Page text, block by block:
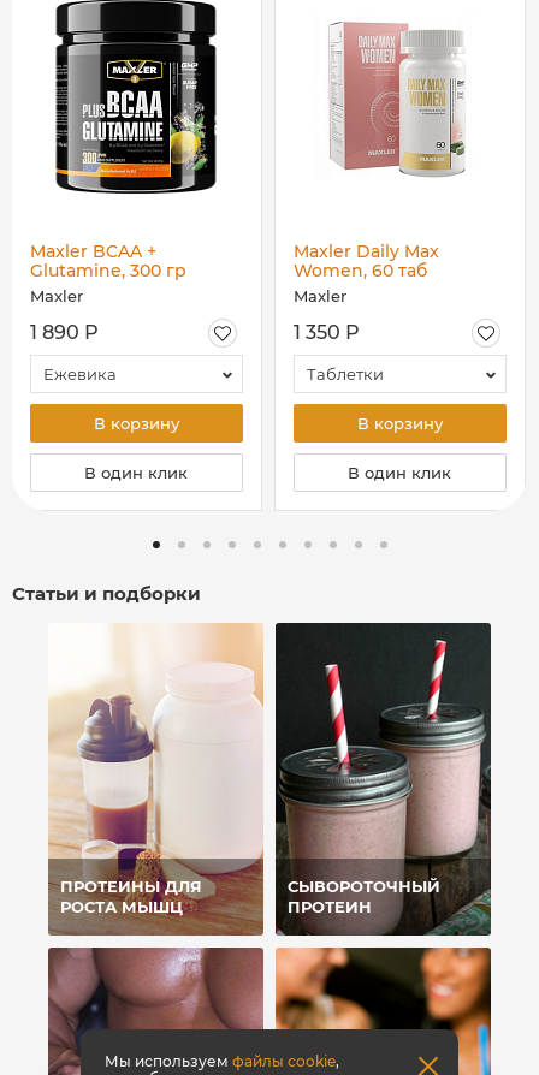
Maxler BCAA +
Glutamine, 300 гр
Maxler
1 890 Р
Ежевика
В корзину
В один клик
Maxler Daily Max
Women, 60 таб
Maxler
1 350 Р
Таблетки
В корзину
В один клик
Статьи и подборки
ПРОТЕИНЫ ДЛЯ
РОСТА МЫШЦ
СЫВОРОТОЧНЫЙ
ПРОТЕИН
Мы используемфайлы cookie,